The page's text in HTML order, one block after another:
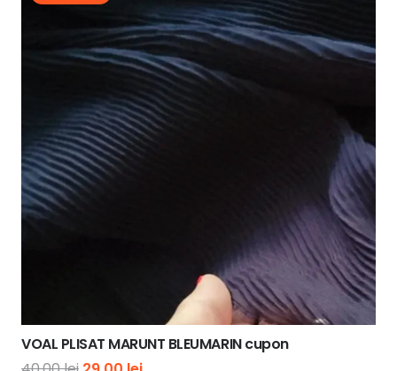
VOAL PLISAT MARUNT BLEUMARIN cupon